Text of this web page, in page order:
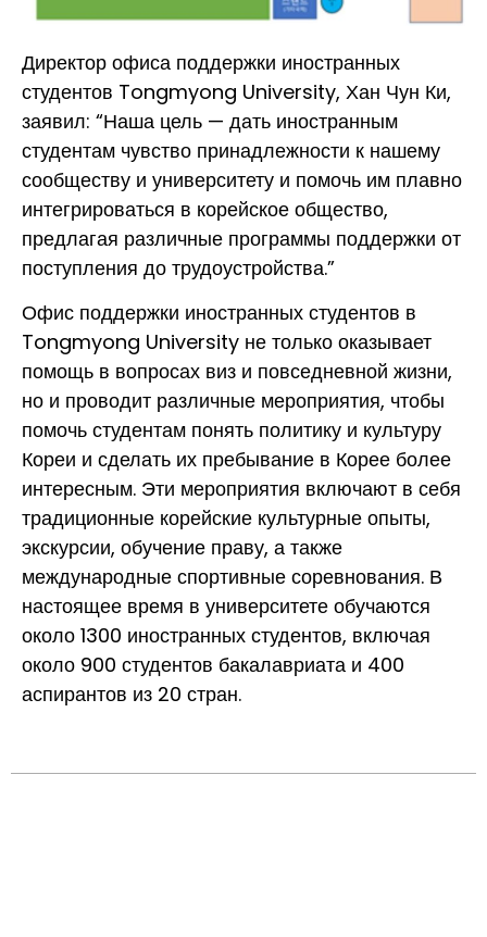
Директор офиса поддержки иностранных
студентов Tongmyong University, Хан Чун Ки,
заявил: “Наша цель — дать иностранным
студентам чувство принадлежности к нашему
сообществу и университету и помочь им плавно
интегрироваться в корейское общество,
предлагая различные программы поддержки от
поступления до трудоустройства.”
Офис поддержки иностранных студентов в
Tongmyong University не только оказывает
помощь в вопросах виз и повседневной жизни,
но и проводит различные мероприятия, чтобы
помочь студентам понять политику и культуру
Кореи и сделать их пребывание в Корее более
интересным. Эти мероприятия включают в себя
традиционные корейские культурные опыты,
экскурсии, обучение праву, а также
международные спортивные соревнования. В
настоящее время в университете обучаются
около 1300 иностранных студентов, включая
около 900 студентов бакалавриата и 400
аспирантов из 20 стран.